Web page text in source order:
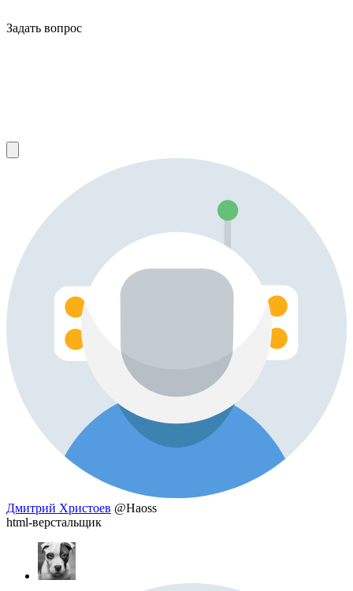
Задать вопрос
Дмитрий Христоев @Haoss
html-верстальщик